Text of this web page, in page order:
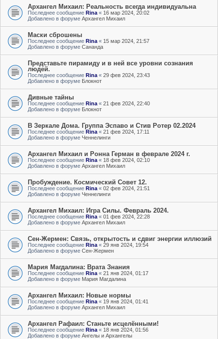
Архангел Михаил: Реальность всегда индивидуальна
Последнее сообщение Rina « 16 мар 2024, 20:02
Добавлено в форуме Архангел Михаил
Маски сброшены
Последнее сообщение Rina « 15 мар 2024, 21:57
Добавлено в форуме Сананда
Представьте пирамиду и в ней все уровни сознания
людей.
Последнее сообщение Rina « 29 фев 2024, 23:43
Добавлено в форуме Блокнот
Дивные тайны
Последнее сообщение Rina « 21 фев 2024, 22:40
Добавлено в форуме Блокнот
В Зеркале Дома. Группа Эспаво и Стив Ротер 02.2024
Последнее сообщение Rina « 21 фев 2024, 17:11
Добавлено в форуме Ченнелинги
Архангел Михаил и Ронна Герман в феврале 2024 г.
Последнее сообщение Rina « 18 фев 2024, 02:10
Добавлено в форуме Архангел Михаил
Пробуждение. Космический Совет 12.
Последнее сообщение Rina « 02 фев 2024, 21:51
Добавлено в форуме Ченнелинги
Архангел Михаил: Игра Силы. Февраль 2024.
Последнее сообщение Rina « 01 фев 2024, 22:28
Добавлено в форуме Архангел Михаил
Сен-Жермен: Связь, открытость и сдвиг энергии иллюзий
Последнее сообщение Rina « 29 янв 2024, 19:54
Добавлено в форуме Сен-Жермен
Мария Магдалина: Врата Знания
Последнее сообщение Rina « 21 янв 2024, 01:17
Добавлено в форуме Мария Магдалина
Архангел Михаил: Новые нормы
Последнее сообщение Rina « 19 янв 2024, 01:41
Добавлено в форуме Архангел Михаил
Архангел Рафаил: Станьте исцелёнными!
Последнее сообщение Rina « 18 янв 2024, 01:56
Добавлено в форуме Ангелы и Архангелы